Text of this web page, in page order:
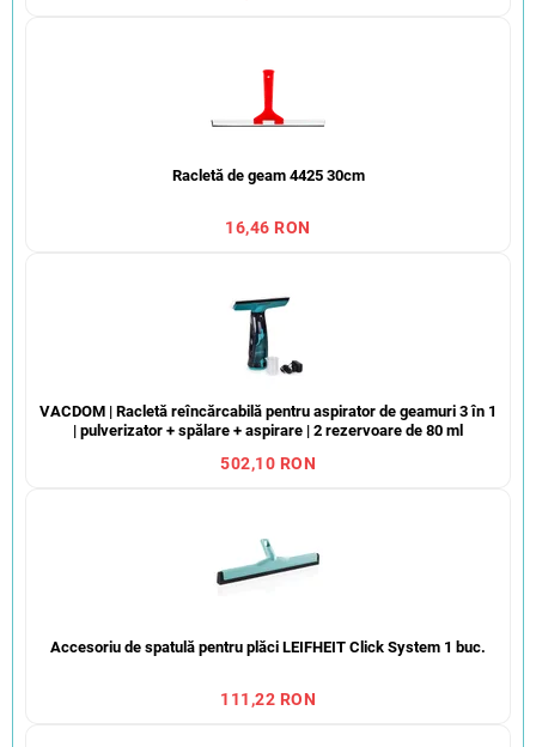
Racletă de geam 4425 30cm
16,46 RON
VACDOM | Racletă reîncărcabilă pentru aspirator de geamuri 3 în 1
| pulverizator + spălare + aspirare | 2 rezervoare de 80 ml
502,10 RON
Accesoriu de spatulă pentru plăci LEIFHEIT Click System 1 buc.
111,22 RON